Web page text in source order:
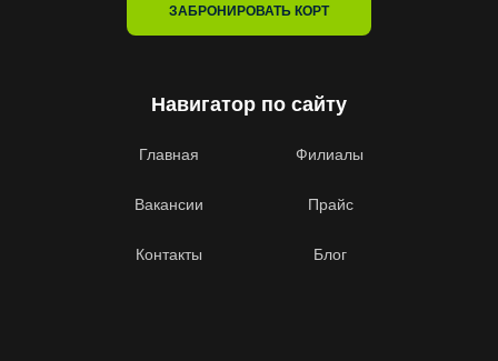
Вакансии
Контакты
Прайс
Блог
Главная Филиалы
Навигатор по сайту
ЗАБРОНИРОВАТЬ КОРТ